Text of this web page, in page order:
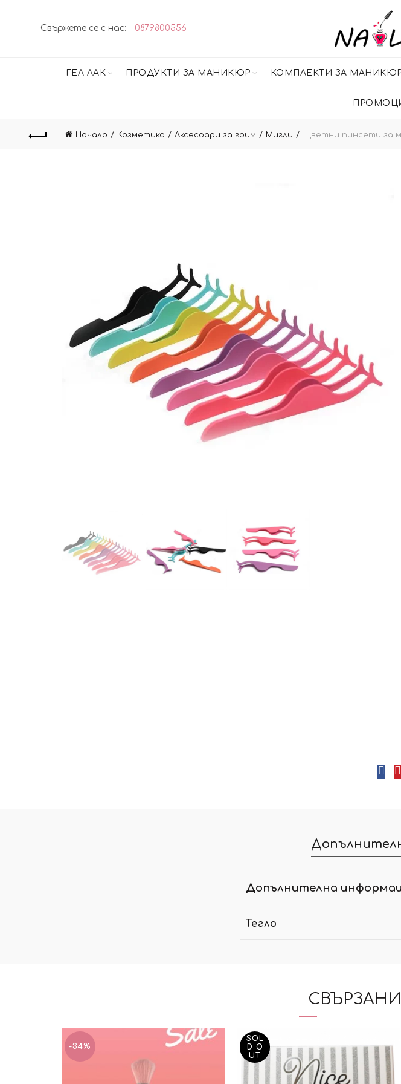
Свържете се с нас: 0879800556
ГЕЛ ЛАК ПРОДУКТИ ЗА МАНИКЮР КОМПЛЕКТИ ЗА
Начало Козметика Аксесоари за грим Мигли Цветни пинсети за
Допълнителна
Тегло
-34%
SOL
D O
UT